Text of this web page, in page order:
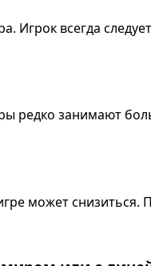
Игрок всегда
редко занимают
может